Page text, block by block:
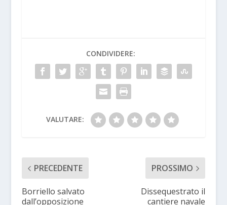
CONDIVIDERE:
VALUTARE:
PRECEDENTE
Borriello salvato
dall’opposizione
PROSSIMO
Dissequestrato il
cantiere navale